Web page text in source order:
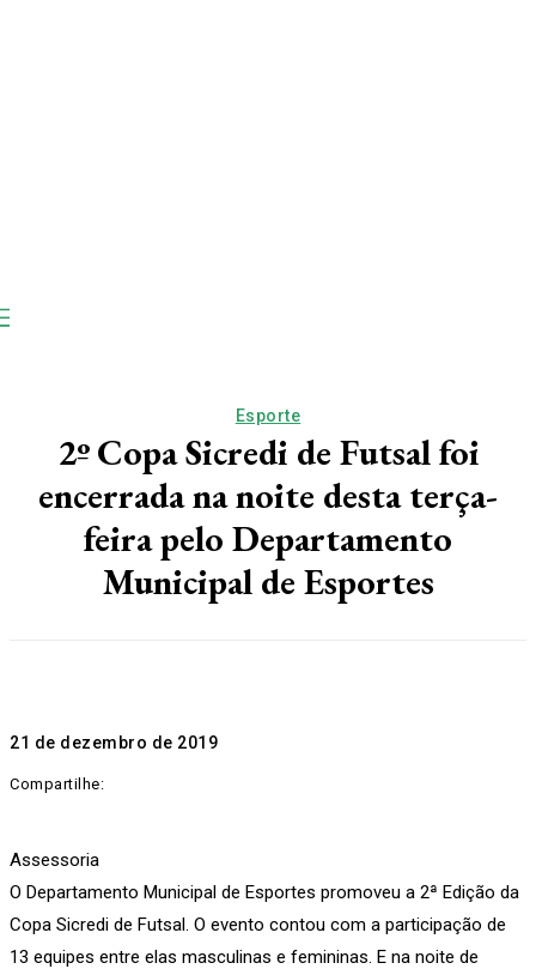
Esporte
2º Copa Sicredi de Futsal foi
encerrada na noite desta terça-
feira pelo Departamento
Municipal de Esportes
21 de dezembro de 2019
Compartilhe:
Assessoria
O Departamento Municipal de Esportes promoveu a 2ª Edição da
Copa Sicredi de Futsal. O evento contou com a participação de
13 equipes entre elas masculinas e femininas. E na noite de